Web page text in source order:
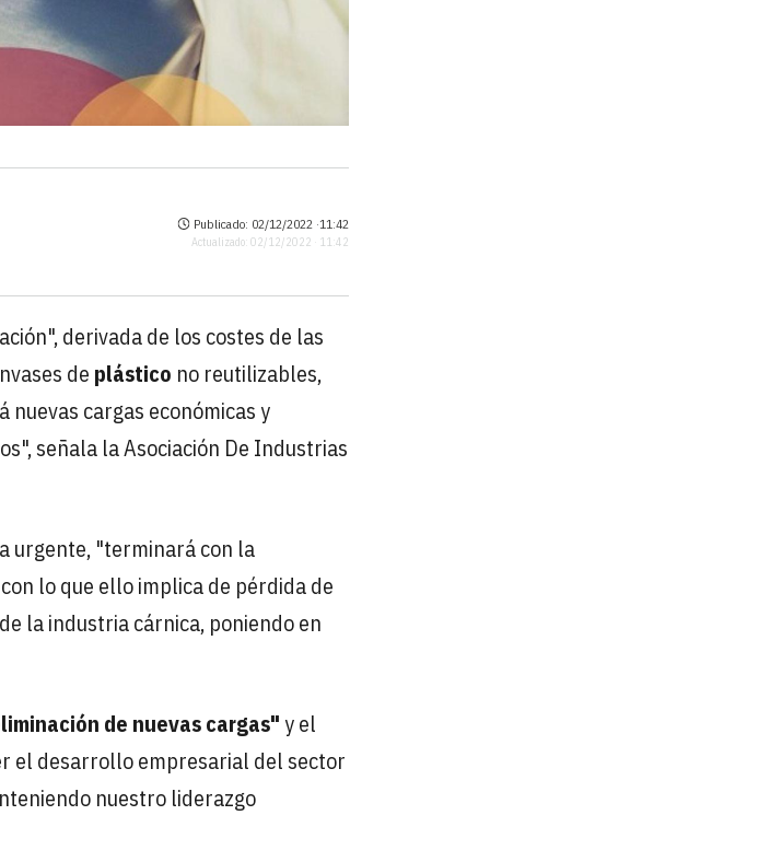
Publicado: 02/12/2022 ·11:42
Actualizado: 02/12/2022 · 11:42
derivada de los costes de las
de plástico no reutilizables,
cargas económicas y
señala la Asociación De Industrias
urgente, "terminará con la
lo que ello implica de pérdida de
la industria cárnica, poniendo en
de nuevas cargas"y el
el desarrollo empresarial del sector
nuestro liderazgo